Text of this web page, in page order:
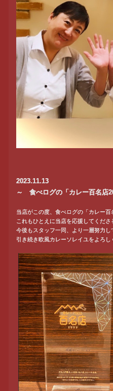
2023.11.13
～ 食べログの「カレー百名店
当店がこの度、食べログの「カレー百
これもひとえに当店を応援してくださ
今後もスタッフ一同、より一層努力し
引き続き欧風カレーソレイユをよろし